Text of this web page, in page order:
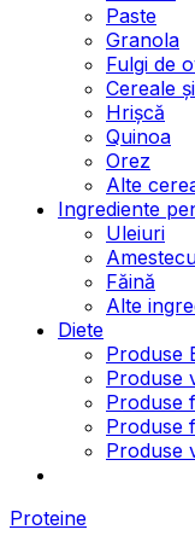
Paste
Granola
Fulgi de
Cereale
Hrișcă
Quinoa
Orez
Alte
Ingrediente
Uleiuri
Făină
Alte
Diete
Produse
Produse
Produse
Produse
Produse
Proteine